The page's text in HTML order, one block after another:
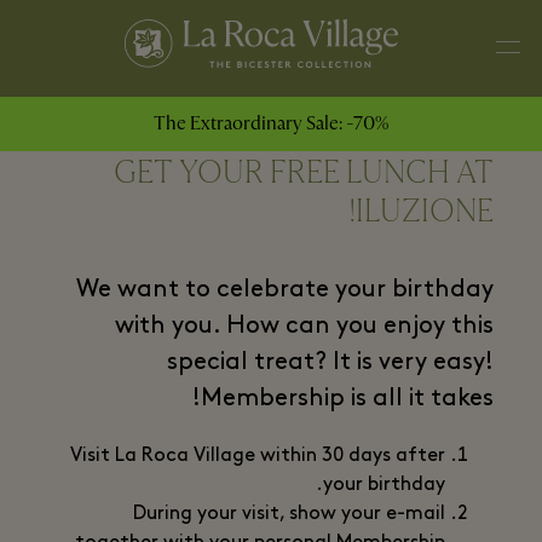
The Extraordinary Sale: -70%
GET YOUR FREE LUNCH AT
ILUZIONE!
We want to celebrate your birthday
with you. How can you enjoy this
special treat? It is very easy!
Membership is all it takes!
Visit La Roca Village within 30 days after
your birthday.
During your visit, show your e-mail